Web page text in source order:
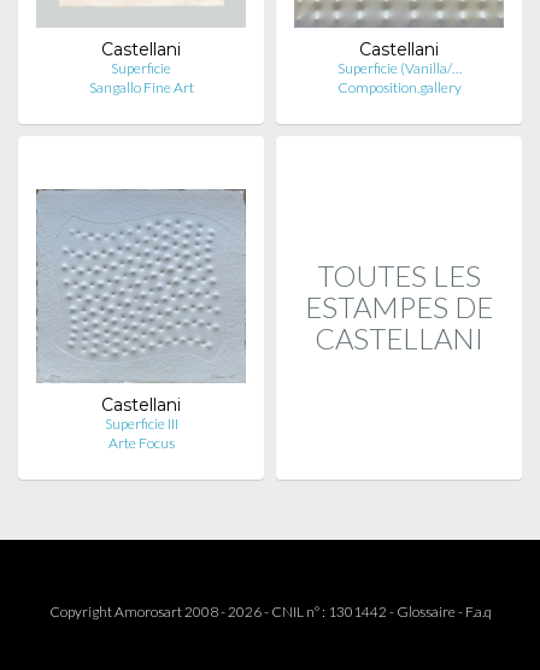
Castellani
Superficie
Sangallo Fine Art
Castellani
Superficie (Vanilla/…
Composition.gallery
Castellani
Superficie III
Arte Focus
TOUTES LES
ESTAMPES DE
CASTELLANI
Copyright Amorosart 2008 - 2026 - CNIL n° : 1301442 - Glossaire- F.a.q